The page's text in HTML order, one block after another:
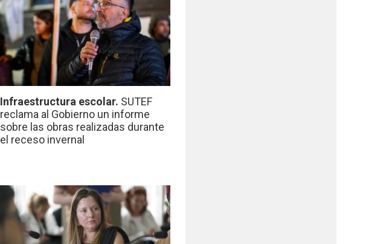
Infraestructura escolar. SUTEF
reclama al Gobierno un informe
sobre las obras realizadas durante
el receso invernal